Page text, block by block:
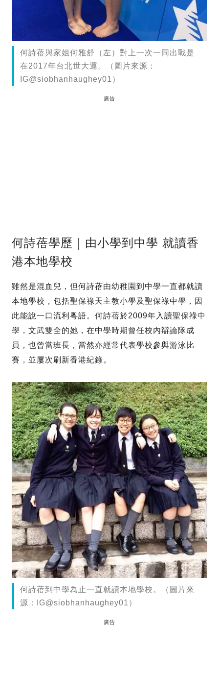
何詩蓓與家姐何雅舒（左）對上一次一同出戰是
在2017年台北世大運。（圖片來源：
IG@siobhanhaughey01）
廣告
何詩蓓學歷｜由小學到中學 就讀香
港本地學校
雖然是混血兒，但何詩蓓由幼稚園到中學一直都就讀
本地學校，包括聖保祿天主教小學及聖保祿中學，因
此能說一口流利粵語。何詩蓓於2009年入讀聖保祿中
學，文武雙全的她，在中學時期曾任校內辯論隊成
員，也曾當班長，當然亦經常代表學校參與游泳比
賽，並屢次刷新香港紀錄。
何詩蓓到中學為止一直就讀本地學校。（圖片來
源：IG@siobhanhaughey01）
廣告